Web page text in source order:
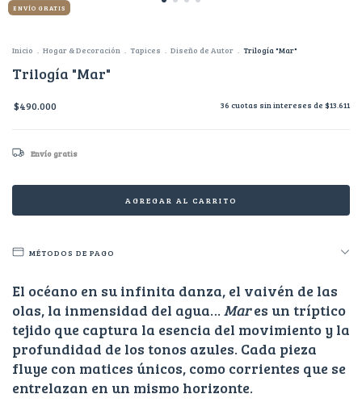
ENVÍO GRATIS
Inicio Hogar & Decoración Tapices Diseño de Autor Trilogía "Mar"
Trilogía "Mar"
$490.000 36 cuotas sin intereses de $13.611
Envío gratis
MÉTODOS DE PAGO
El océano en su infinita danza, el vaivén de las
olas, la inmensidad del agua… Mares un tríptico
tejido que captura la esencia del movimiento y la
profundidad de los tonos azules. Cada pieza
fluye con matices únicos, como corrientes que se
entrelazan en un mismo horizonte.